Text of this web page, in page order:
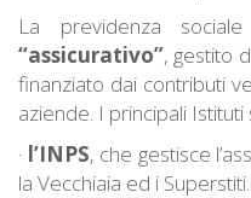
La previdenza
“assicurativo”, gestito
finanziato dai contributi
aziende. I principali Istituti
· l’INPS, che gestisce
la Vecchiaia ed i Superstiti.